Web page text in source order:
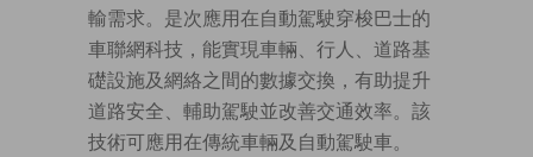
輸需求。是次應用在自動駕駛穿梭巴士的
車聯網科技，能實現車輛、行人、道路基
礎設施及網絡之間的數據交換，有助提升
道路安全、輔助駕駛並改善交通效率。該
技術可應用在傳統車輛及自動駕駛車。